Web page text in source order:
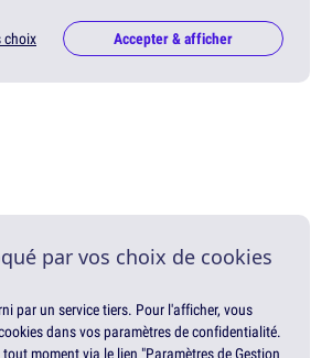
choix Accepter & afficher
par vos choix de cookies
par un service tiers. Pour l'afficher, vous
dans vos paramètres de confidentialité.
moment via le lien "Paramètres de Gestion